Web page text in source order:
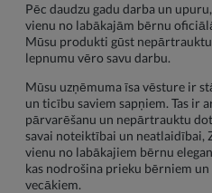
Pēc daudzu gadu darba un
vienu no labākajām bērnu
Mūsu produkti gūst
lepnumu vēro savu darbu.
Mūsu uzņēmuma īsa vēsture ir
un ticību saviem sapņiem. Tas ir
pārvarēšanu un nepārtrauktu
savai noteiktībai un neatlaidībai,
vienu no labākajiem bērnu
kas nodrošina prieku bērniem
vecākiem.